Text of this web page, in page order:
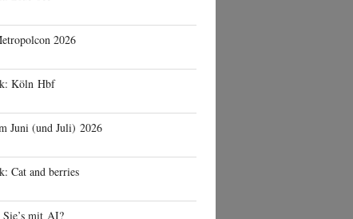
2026
Köln Hbf
Juni (und Juli) 2026
Cat and berries
mit AI?